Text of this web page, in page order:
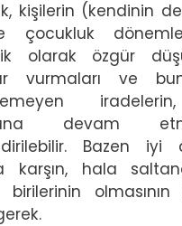
kişilerin (kendinin
çocukluk
olarak özgür
vurmaları ve
devam
Bazen iyi
karşın, hala
birilerinin